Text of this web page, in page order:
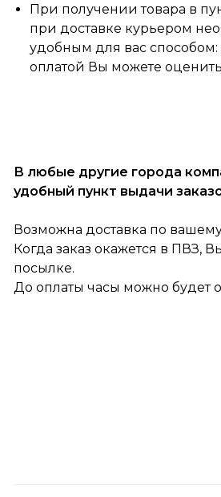
При получении товара в
при доставке курьером
удобным для вас
оплатой Вы можете оценить
В любые другие города
удобный пункт выдачи
Возможна доставка по
Когда заказ окажется в ПВЗ,
посылке.
До оплаты часы можно будет